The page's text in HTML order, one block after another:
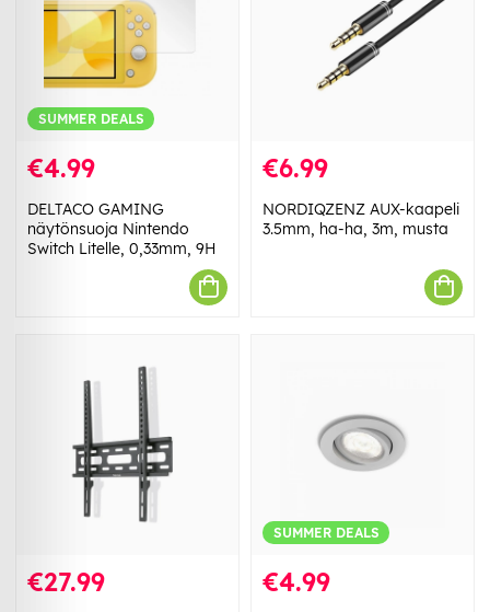
SUMMER DEALS
€4.99
DELTACO GAMING
näytönsuoja Nintendo
Switch Litelle, 0,33mm, 9H
€6.99
NORDIQZENZ AUX-kaapeli
3.5mm, ha-ha, 3m, musta
€27.99
SUMMER DEALS
€4.99